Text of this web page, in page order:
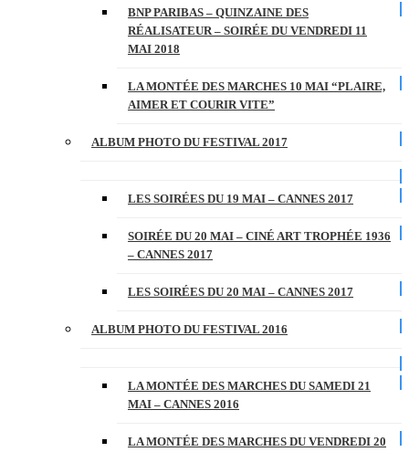
BNP PARIBAS – QUINZAINE DES
RÉALISATEUR – SOIRÉE DU VENDREDI 11
MAI 2018
LA MONTÉE DES MARCHES 10 MAI “PLAIRE,
AIMER ET COURIR VITE”
ALBUM PHOTO DU FESTIVAL 2017
LES SOIRÉES DU 19 MAI – CANNES 2017
SOIRÉE DU 20 MAI – CINÉ ART TROPHÉE 1936
– CANNES 2017
LES SOIRÉES DU 20 MAI – CANNES 2017
ALBUM PHOTO DU FESTIVAL 2016
LA MONTÉE DES MARCHES DU SAMEDI 21
MAI – CANNES 2016
LA MONTÉE DES MARCHES DU VENDREDI 20